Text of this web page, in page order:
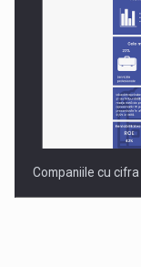
Companiile cu